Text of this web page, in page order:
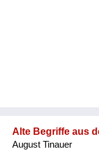
Alte Begriffe aus
August Tinauer